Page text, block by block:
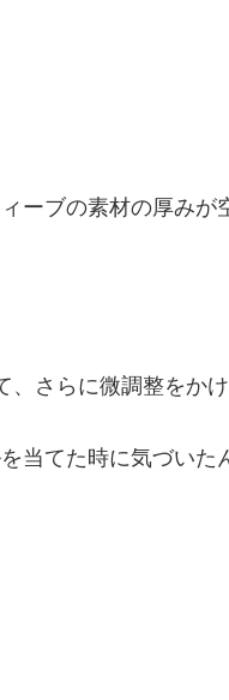
ーブの素材の厚み
さらに微調整をかけ
てた時に気づいた